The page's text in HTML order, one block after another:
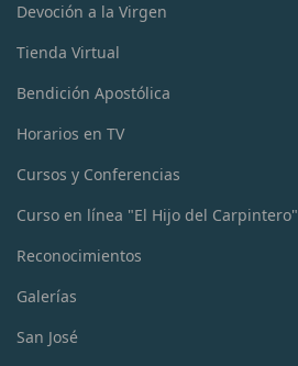
Devoción a la Virgen
Tienda Virtual
Bendición Apostólica
Horarios en TV
Cursos y Conferencias
Curso en línea "El Hijo del Carpintero"
Reconocimientos
Galerías
San José